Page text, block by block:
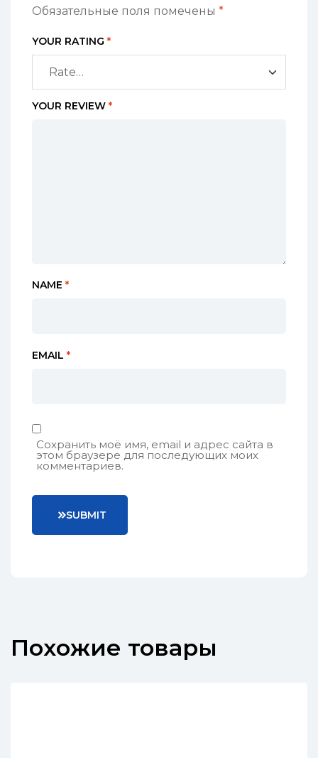
Обязательные поля помечены *
YOUR RATING *
YOUR REVIEW *
NAME *
EMAIL *
Сохранить моё имя, email и адрес сайта в
этом браузере для последующих моих
комментариев.
SUBMIT
Похожие товары